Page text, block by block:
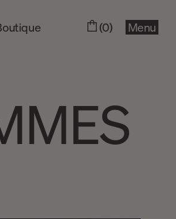
(0) Menu